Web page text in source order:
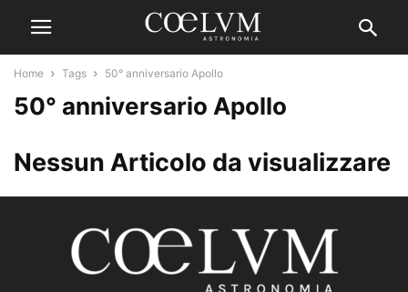
Home Tags 50° anniversario Apollo
50° anniversario Apollo
Nessun Articolo da visualizzare